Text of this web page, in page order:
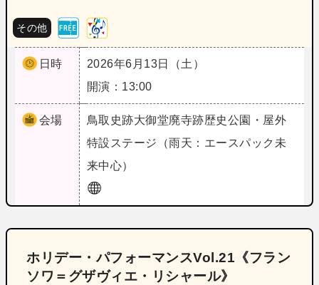
その他
日時
2026年6月13日（土）
開演：13:00
会場 鳥取 史跡大御堂廃寺跡歴史公園・屋外
特設ステージ（雨天：エースパック未
来中心）
ホリデー・パフォーマンスVol.21《フラン
ソワ＝グザヴィエ・リシャール》